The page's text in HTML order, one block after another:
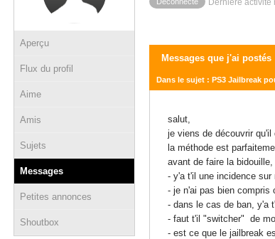
Aperçu
Flux du profil
Aime
Amis
Sujets
Messages
Petites annonces
Shoutbox
Dernière activité
Messages que j'ai postés
Dans le sujet : PS3 Jailbreak
salut,
je viens de découvrir
la méthode est
avant de faire la
- y'a t'il une incidence
- je n'ai pas bien compris
- dans le cas de ban, y'a
- faut t'il "switcher" de
- est ce que le jailbreak